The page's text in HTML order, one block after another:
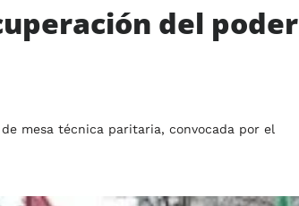
del poder
mesa técnica paritaria, convocada por el